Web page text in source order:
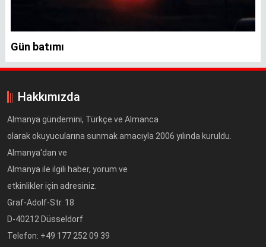
Gün batımı
Hakkımızda
Almanya gündemini, Türkçe ve Almanca
olarak okuyucularına sunmak amacıyla 2006 yılında kuruldu.
Almanya'dan ve
Almanya ile ilgili haber, yorum ve
etkinlikler için adresiniz.
Graf-Adolf-Str. 18
D-40212 Düsseldorf
Telefon: +49 177 252 09 39